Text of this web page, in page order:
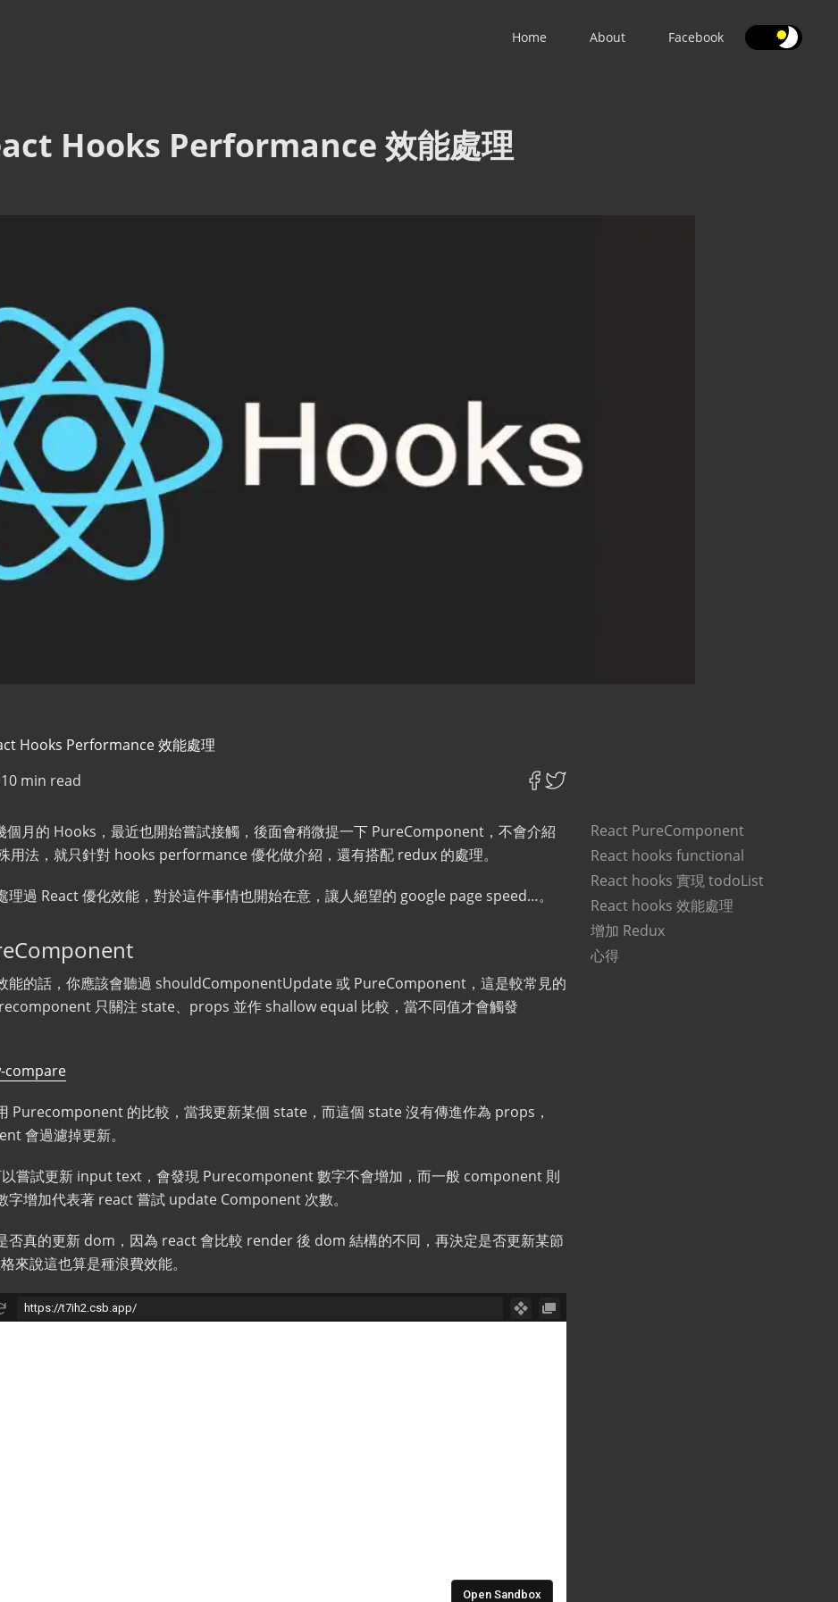
Home About Facebook ★
★
Hooks Performance 效能處理
React PureComponent
React hooks functional
React hooks 實現 todoList
React hooks 效能處理
增加 Redux
心得
Hooks Performance 效能處理
10 min read
個月的 Hooks，最近也開始嘗試接觸，後面會稍微提一下 PureComponent，不會介紹
用法，就只針對 hooks performance 優化做介紹，還有搭配 redux 的處理。
理過 React 優化效能，對於這件事情也開始在意，讓人絕望的 google page speed…。
能的話，你應該會聽過 shouldComponentUpdate 或 PureComponent，這是較常見的
只關注 state、props 並作 shallow equal 比較，當不同值才會觸發
compare
Purecomponent 的比較，當我更新某個 state，而這個 state 沒有傳進作為 props，
會過濾掉更新。
以嘗試更新 input text，會發現 Purecomponent 數字不會增加，而一般 component 則
字增加代表著 react 嘗試 update Component 次數。
否真的更新 dom，因為 react 會比較 render 後 dom 結構的不同，再決定是否更新某節
來說這也算是種浪費效能。